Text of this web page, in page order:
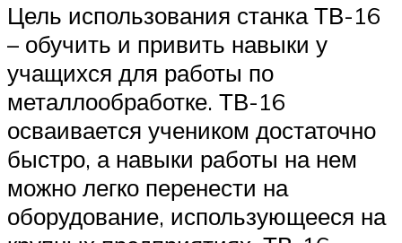
Цель использования станка ТВ-16
– обучить и привить навыки у
учащихся для работы по
металлообработке. ТВ-16
осваивается учеником достаточно
быстро, а навыки работы на нем
можно легко перенести на
оборудование, использующееся на